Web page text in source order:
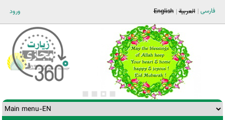
ورود فارسی العربية English